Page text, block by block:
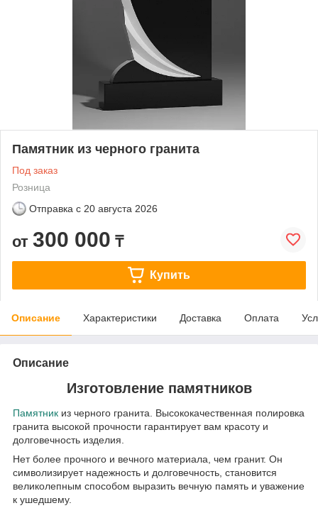
Памятник из черного гранита
Под заказ
Розница
Отправка с 20 августа 2026
от 300 000 ₸
Купить
Описание Характеристики Доставка Оплата
Описание
Изготовление памятников
Памятник из черного гранита. Высококачественная полировка
гранита высокой прочности гарантирует вам красоту и
долговечность изделия.
Нет более прочного и вечного материала, чем гранит. Он
символизирует надежность и долговечность, становится
великолепным способом выразить вечную память и уважение
к ушедшему.